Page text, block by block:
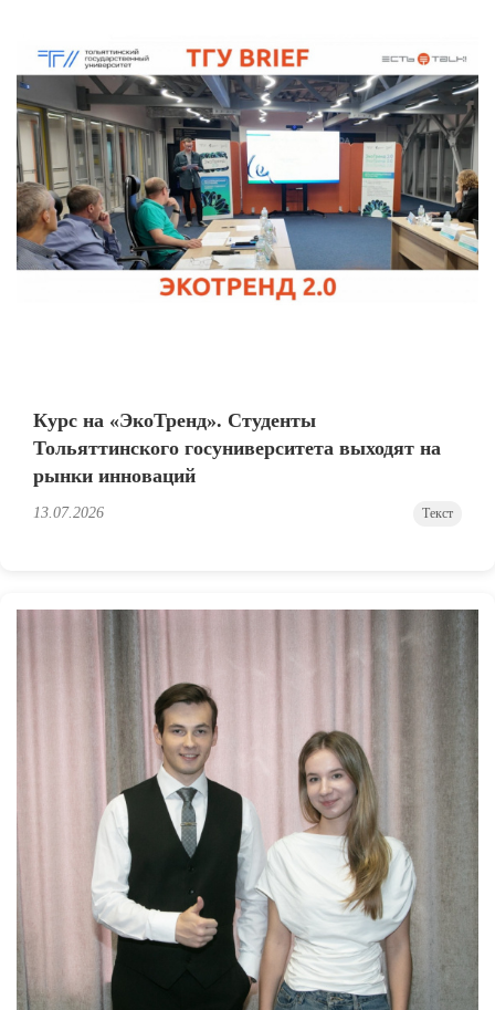
Курс на «ЭкоТренд». Студенты
Тольяттинского госуниверситета выходят на
рынки инноваций
13.07.2026 Текст